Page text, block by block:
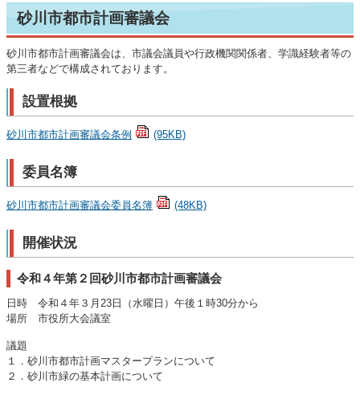
砂川市都市計画審議会
砂川市都市計画審議会は、市議会議員や行政機関関係者、学識経験者等の
第三者などで構成されております。
設置根拠
砂川市都市計画審議会条例 (95KB)
委員名簿
砂川市都市計画審議会委員名簿 (48KB)
開催状況
令和４年第２回砂川市都市計画審議会
日時 令和４年３月23日（水曜日）午後１時30分から
場所 市役所大会議室
議題
１．砂川市都市計画マスタープランについて
２．砂川市緑の基本計画について